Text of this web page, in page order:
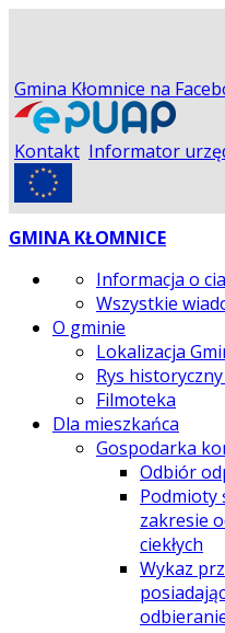
Gmina Kłomnice na
Kontakt Informator
GMINA KŁOMNICE
Informacja o
Wszystkie
O gminie
Lokalizacja
Rys
Filmoteka
Dla mieszkańca
Gospodarka
Odbiór
Podmioty
zakresie
ciekłych
Wykaz